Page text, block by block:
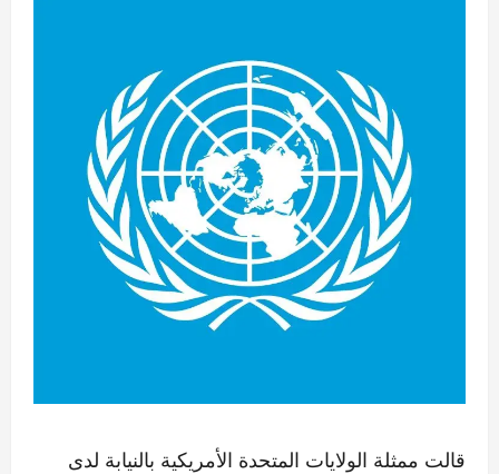
قالت ممثلة الولايات المتحدة الأمريكية بالنيابة لدى